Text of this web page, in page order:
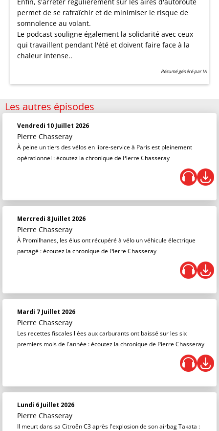
permet de se rafraîchir et de minimiser le risque de
somnolence au volant.
Le podcast souligne également la solidarité avec ceux
qui travaillent pendant l'été et doivent faire face à la
chaleur intense..
Résumé généré par IA
Les autres épisodes
Vendredi 10 Juillet 2026
Pierre Chasseray
À peine un tiers des vélos en libre-service à Paris est pleinement
opérationnel : écoutez la chronique de Pierre Chasseray
Mercredi 8 Juillet 2026
Pierre Chasseray
À Promilhanes, les élus ont récupéré à vélo un véhicule électrique
partagé : écoutez la chronique de Pierre Chasseray
Mardi 7 Juillet 2026
Pierre Chasseray
Les recettes fiscales liées aux carburants ont baissé sur les six
premiers mois de l'année : écoutez la chronique de Pierre Chasseray
Lundi 6 Juillet 2026
Pierre Chasseray
Il meurt dans sa Citroën C3 après l'explosion de son airbag Takata :